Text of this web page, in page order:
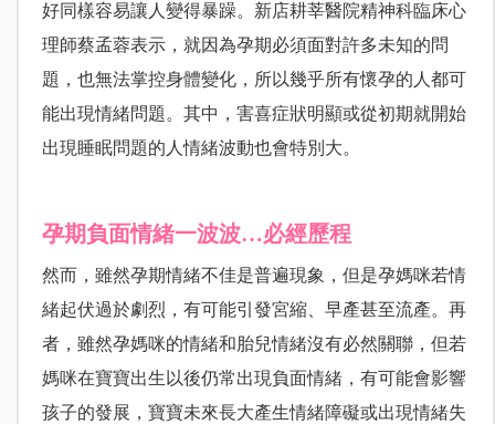
好同樣容易讓人變得暴躁。新店耕莘醫院精神科臨床心
理師蔡孟蓉表示，就因為孕期必須面對許多未知的問
題，也無法掌控身體變化，所以幾乎所有懷孕的人都可
能出現情緒問題。其中，害喜症狀明顯或從初期就開始
出現睡眠問題的人情緒波動也會特別大。
孕期負面情緒一波波…必經歷程
然而，雖然孕期情緒不佳是普遍現象，但是孕媽咪若情
緒起伏過於劇烈，有可能引發宮縮、早產甚至流產。再
者，雖然孕媽咪的情緒和胎兒情緒沒有必然關聯，但若
媽咪在寶寶出生以後仍常出現負面情緒，有可能會影響
孩子的發展，寶寶未來長大產生情緒障礙或出現情緒失